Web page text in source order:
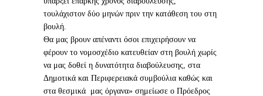
τουλάχιστον δύο μηνών πριν την κατάθεση του στη
βουλή.
Θα μας βρουν απέναντι όσοι επιχειρήσουν να
φέρουν το νομοσχέδιο κατευθείαν στη βουλή χωρίς
να μας δοθεί η δυνατότητα διαβούλευσης, στα
Δημοτικά και Περιφερειακά συμβούλια καθώς και
στα θεσμικά μας όργανα» σημείωσε ο Πρόεδρος